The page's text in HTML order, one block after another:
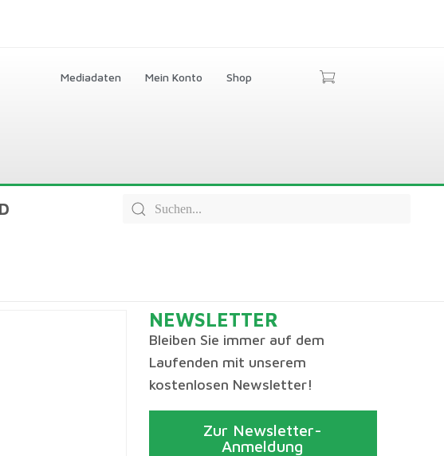
Mediadaten Mein Konto Shop
NEWSLETTER
Bleiben Sie immer auf dem
Laufenden mit unserem
kostenlosen Newsletter!
Zur Newsletter-
Anmeldung